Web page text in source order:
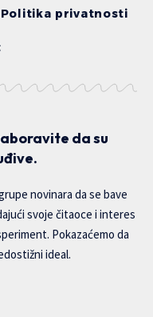
Politika privatnosti
da su
novinara da se bave
svoje čitaoce i interes
Pokazaćemo da
ideal.